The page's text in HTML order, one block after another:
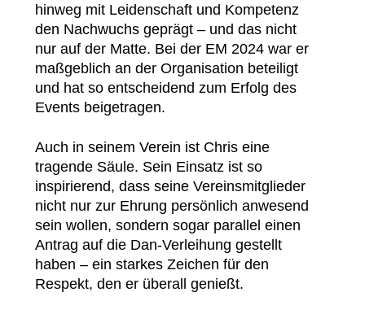
hinweg mit Leidenschaft und Kompetenz
den Nachwuchs geprägt – und das nicht
nur auf der Matte. Bei der EM 2024 war er
maßgeblich an der Organisation beteiligt
und hat so entscheidend zum Erfolg des
Events beigetragen.
Auch in seinem Verein ist Chris eine
tragende Säule. Sein Einsatz ist so
inspirierend, dass seine Vereinsmitglieder
nicht nur zur Ehrung persönlich anwesend
sein wollen, sondern sogar parallel einen
Antrag auf die Dan-Verleihung gestellt
haben – ein starkes Zeichen für den
Respekt, den er überall genießt.